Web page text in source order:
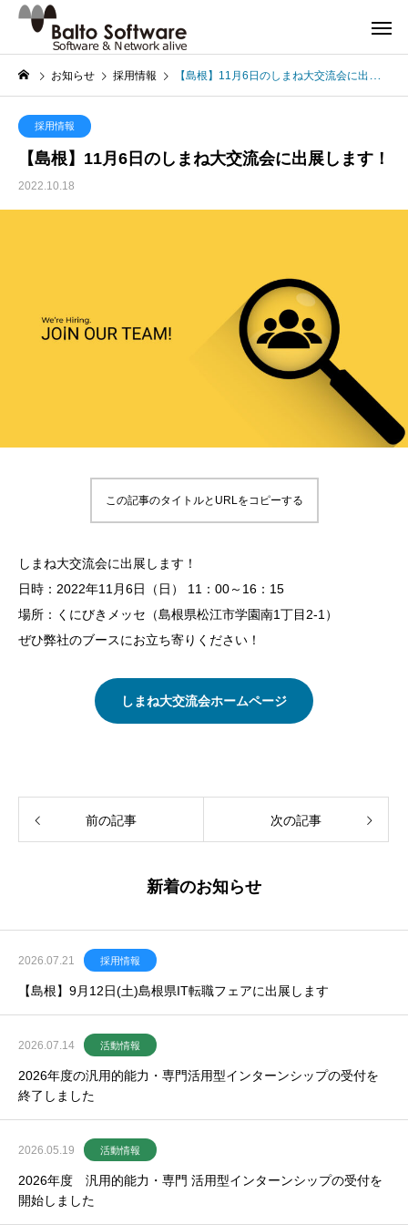
お知らせ 採用情報 【島根】11月6日のしまね大交流会に出展します！
採用情報
【島根】11月6日のしまね大交流会に出展します！
2022.10.18
この記事のタイトルとURLをコピーする
しまね大交流会に出展します！
日時：2022年11月6日（日） 11：00～16：15
場所：くにびきメッセ（島根県松江市学園南1丁目2-1）
ぜひ弊社のブースにお立ち寄りください！
しまね大交流会ホームページ
前の記事 次の記事
新着のお知らせ
2026.07.21 採用情報
【島根】9月12日(土)島根県IT転職フェアに出展します
2026.07.14 活動情報
2026年度の汎用的能力・専門活用型インターンシップの受付を
終了しました
2026.05.19 活動情報
2026年度 汎用的能力・専門 活用型インターンシップの受付を
開始しました